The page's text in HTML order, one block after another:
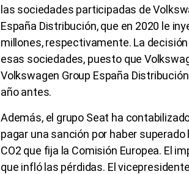
las sociedades participadas de
España Distribución, que en 2020 le
millones, respectivamente. La
esas sociedades, puesto que
Volkswagen Group España
año antes.
Además, el grupo Seat ha
pagar una sanción por haber
CO2 que fija la Comisión Europea. El
que infló las pérdidas. El